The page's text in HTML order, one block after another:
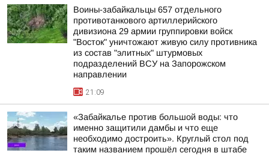
Воины-забайкальцы 657 отдельного
противотанкового артиллерийского
дивизиона 29 армии группировки войск
"Восток" уничтожают живую силу противника
из состав "элитных" штурмовых
подразделений ВСУ на Запорожском
направлении
21:09
«Забайкалье против большой воды: что
именно защитили дамбы и что еще
необходимо достроить». Круглый стол под
таким названием прошёл сегодня в штабе